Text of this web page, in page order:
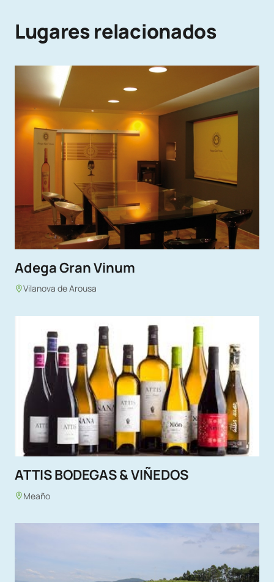
Lugares relacionados
Adega Gran Vinum
Vilanova de Arousa
ATTIS BODEGAS & VIÑEDOS
Meaño